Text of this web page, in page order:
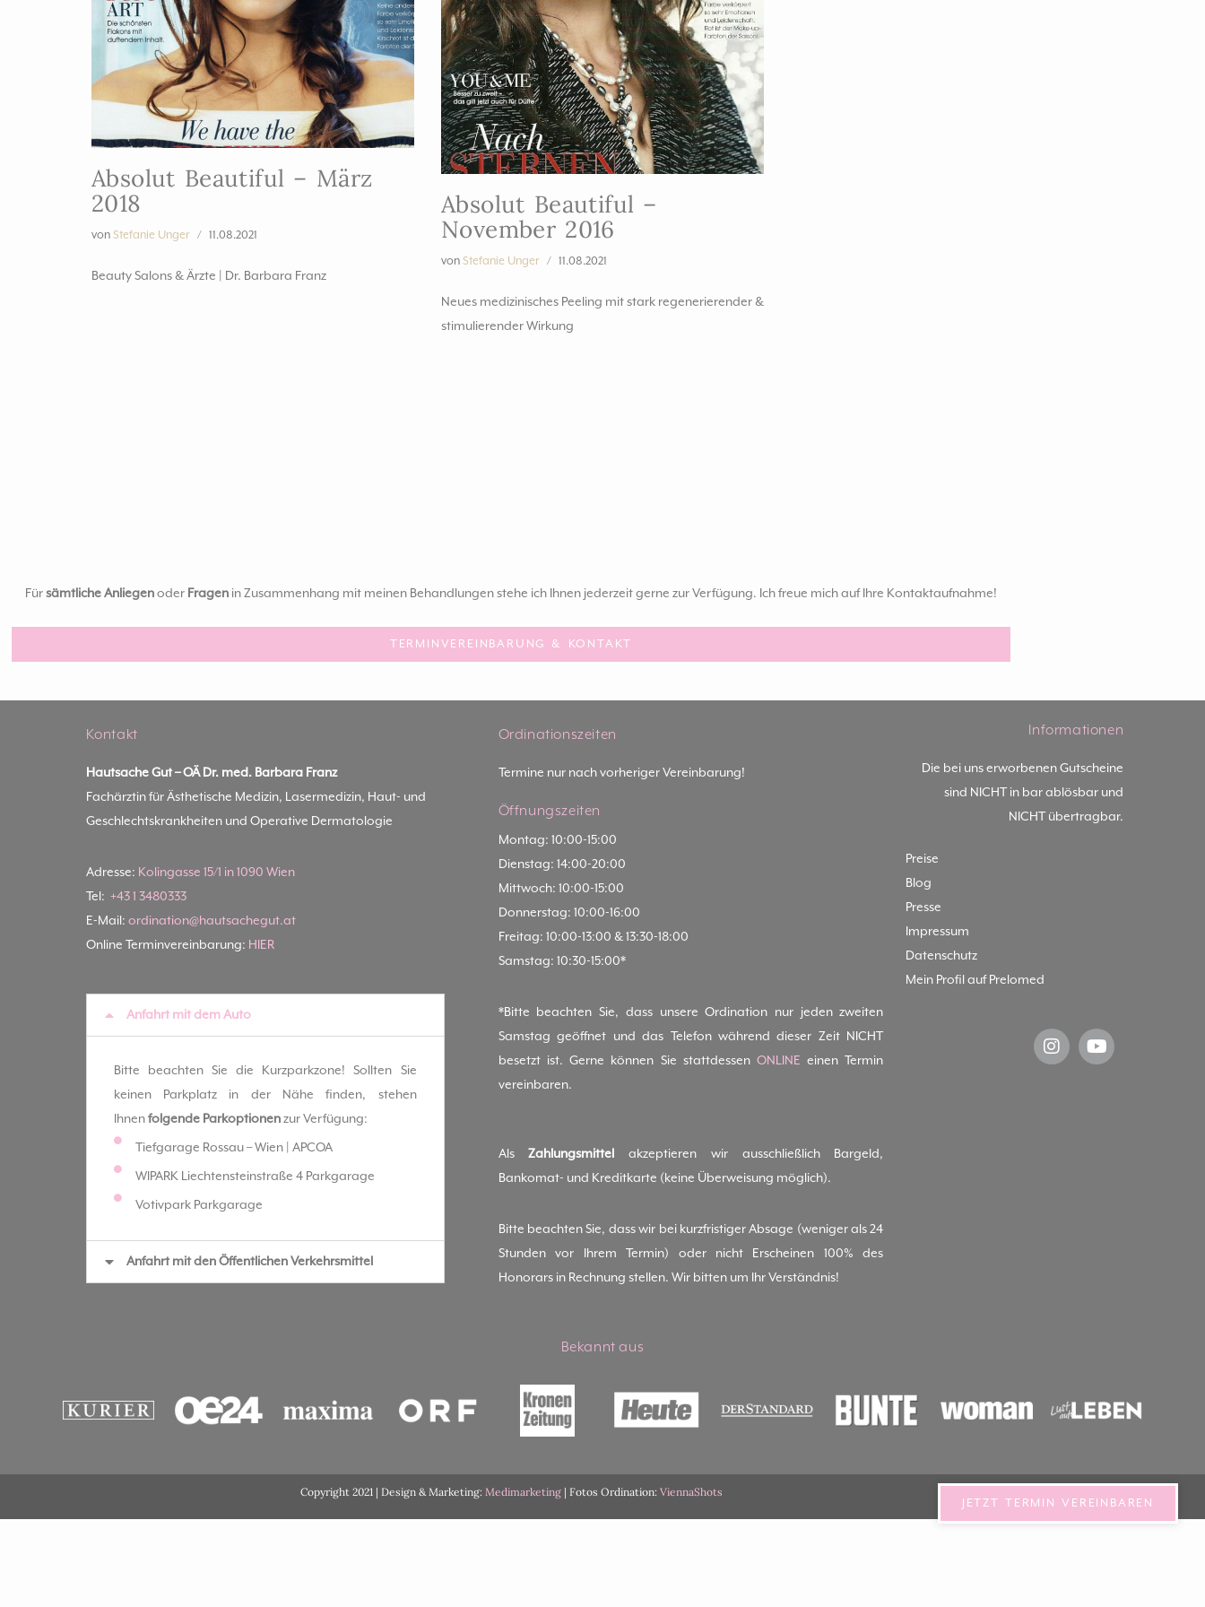
Absolut Beautiful – März
2018
von Stefanie Unger 11.08.2021
Beauty Salons & Ärzte | Dr. Barbara Franz
Absolut Beautiful –
November 2016
von Stefanie Unger 11.08.2021
Neues medizinisches Peeling mit stark regenerierender &
stimulierender Wirkung
Fürsämtliche Anliegenoder Fragen in Zusammenhang mit meinen Behandlungen stehe ich Ihnen jederzeit gerne zur Verfügung. Ich freue mich auf Ihre Kontaktaufnahme!
TERMINVEREINBARUNG & KONTAKT
Kontakt
Hautsache Gut –OÄ Dr. med. Barbara Franz
Fachärztin für Ästhetische Medizin, Lasermedizin, Haut- und
Geschlechtskrankheiten und Operative Dermatologie
Adresse: Kolingasse 15/1 in 1090 Wien
Tel: +43 1 3480333
E-Mail: ordination@hautsachegut.at
Online Terminvereinbarung: HIER
Anfahrt mit dem Auto
Bitte beachten Sie die Kurzparkzone! Sollten Sie
keinen Parkplatz in der Nähe finden, stehen
Ihnenfolgende Parkoptionenzur Verfügung:
Tiefgarage Rossau – Wien | APCOA
WIPARK Liechtensteinstraße 4 Parkgarage
Votivpark Parkgarage
Anfahrt mit den Öffentlichen Verkehrsmittel
Ordinationszeiten
Termine nur nach vorheriger Vereinbarung!
Öffnungszeiten
Montag: 10:00-15:00
Dienstag: 14:00-20:00
Mittwoch: 10:00-15:00
Donnerstag: 10:00-16:00
Freitag: 10:00-13:00 & 13:30-18:00
Samstag: 10:30-15:00*
*Bitte beachten Sie, dass unsere Ordination nur jeden zweiten
Samstag geöffnet und das Telefon während dieser Zeit NICHT
besetzt ist. Gerne können Sie stattdessen ONLINE einen Termin
vereinbaren.
AlsZahlungsmittel
akzeptieren wir ausschließlich Bargeld,
Bankomat- und Kreditkarte (keine Überweisung möglich).
Bitte beachten Sie, dass wir bei kurzfristiger Absage (weniger als 24
Stunden vor Ihrem Termin) oder nicht Erscheinen 100% des
Honorars in Rechnung stellen. Wir bitten um Ihr Verständnis!
Informationen
Die bei uns erworbenen Gutscheine
sind NICHT in bar ablösbar und
NICHT übertragbar.
Preise
Blog
Presse
Impressum
Datenschutz
Mein Profil auf Prelomed
Bekannt aus
Copyright 2021 | Design & Marketing: Medimarketing| Fotos Ordination: ViennaShots
JETZT TERMIN VEREINBAREN